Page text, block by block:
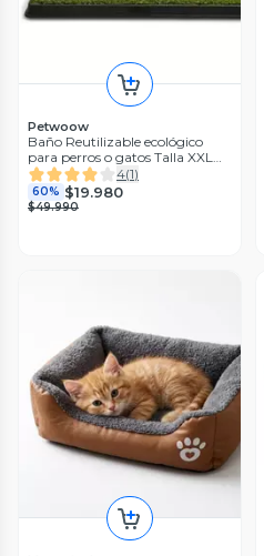
Petwoow
Baño Reutilizable ecológico
para perros o gatos Talla XXL
Medidas 75x50 cm
4(1)
60% $19.980
$49.990